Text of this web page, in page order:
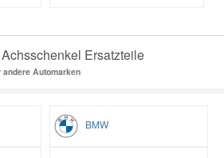
Ersatzteile
andere Automarken
BMW